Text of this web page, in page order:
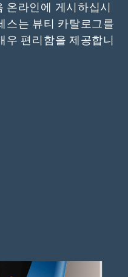
온라인에 게시하십시
스는 뷰티 카탈로그를
우 편리함을 제공합니